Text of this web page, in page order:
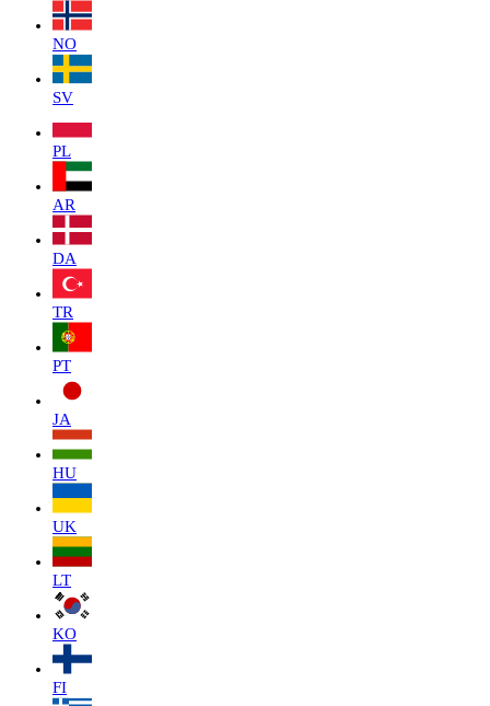
NO
SV
PL
AR
DA
TR
PT
JA
HU
UK
LT
KO
FI